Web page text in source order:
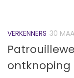
VERKENNERS 30
ontknoping